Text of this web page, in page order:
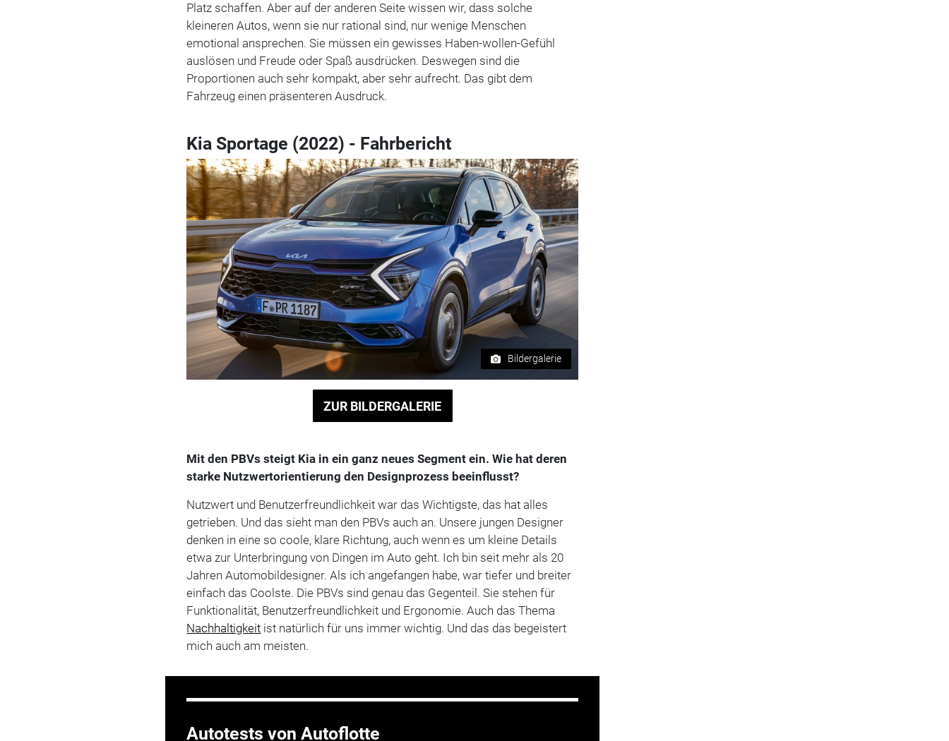
Platz schaffen. Aber auf der anderen Seite wissen wir, dass solche
kleineren Autos, wenn sie nur rational sind, nur wenige Menschen
emotional ansprechen. Sie müssen ein gewisses Haben-wollen-Gefühl
auslösen und Freude oder Spaß ausdrücken. Deswegen sind die
Proportionen auch sehr kompakt, aber sehr aufrecht. Das gibt dem
Fahrzeug einen präsenteren Ausdruck.
Kia Sportage (2022) - Fahrbericht
Bildergalerie
ZUR BILDERGALERIE
Mit den PBVs steigt Kia in ein ganz neues Segment ein. Wie hat deren
starke Nutzwertorientierung den Designprozess beeinflusst?
Nutzwert und Benutzerfreundlichkeit war das Wichtigste, das hat alles
getrieben. Und das sieht man den PBVs auch an. Unsere jungen Designer
denken in eine so coole, klare Richtung, auch wenn es um kleine Details
etwa zur Unterbringung von Dingen im Auto geht. Ich bin seit mehr als 20
Jahren Automobildesigner. Als ich angefangen habe, war tiefer und breiter
einfach das Coolste. Die PBVs sind genau das Gegenteil. Sie stehen für
Funktionalität, Benutzerfreundlichkeit und Ergonomie. Auch das Thema
Nachhaltigkeit ist natürlich für uns immer wichtig. Und das das begeistert
mich auch am meisten.
Autotests von Autoflotte